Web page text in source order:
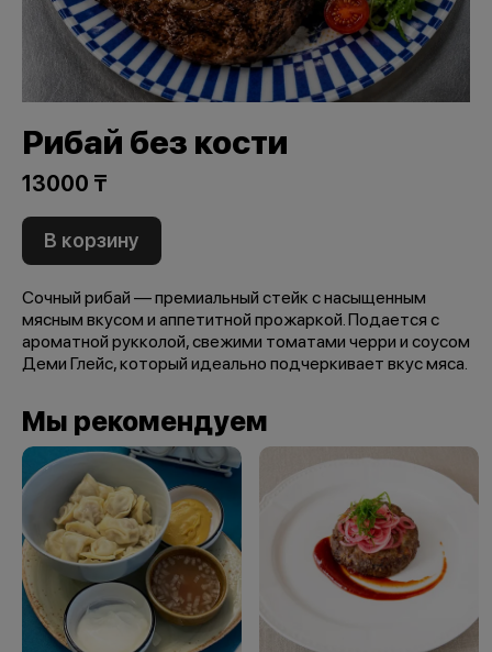
Рибай без кости
13000 ₸
В корзину
Сочный рибай — премиальный стейк с насыщенным
мясным вкусом и аппетитной прожаркой. Подается с
ароматной рукколой, свежими томатами черри и соусом
Деми Глейс, который идеально подчеркивает вкус мяса.
Мы рекомендуем